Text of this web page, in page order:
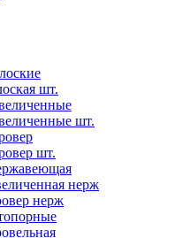
шт.
шт.
шт.
нерж
нерж